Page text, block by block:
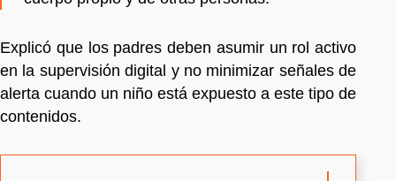
Explicó que los padres deben asumir un rol activo
en la supervisión digital y no minimizar señales de
alerta cuando un niño está expuesto a este tipo de
contenidos.